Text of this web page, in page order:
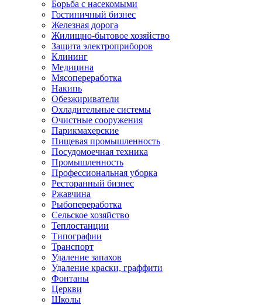
Борьба с насекомыми
Гостиничный бизнес
Железная дорога
Жилищно-бытовое хозяйство
Защита электроприборов
Клининг
Медицина
Мясопереработка
Накипь
Обезжириватели
Охладительные системы
Очистные сооружения
Парикмахерские
Пищевая промышленность
Посудомоечная техника
Промышленность
Профессиональная уборка
Ресторанный бизнес
Ржавчина
Рыбопереработка
Сельское хозяйство
Теплостанции
Типографии
Транспорт
Удаление запахов
Удаление краски, граффити
Фонтаны
Церкви
Школы